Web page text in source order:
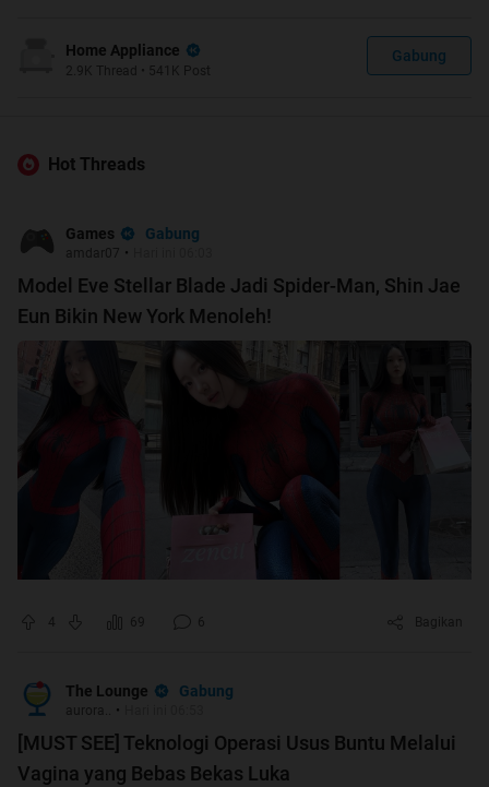
Home Appliance
2.9K Thread • 541K Post
Gabung
Hot Threads
Games Gabung
amdar07 •
Model Eve Stellar Blade Jadi Spider-Man, Shin Jae
Eun Bikin New York Menoleh!
4 69 6 Bagikan
The Lounge Gabung
aurora.. •
[MUST SEE] Teknologi Operasi Usus Buntu Melalui
Vagina yang Bebas Bekas Luka